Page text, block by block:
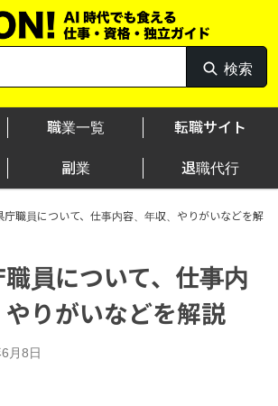
検索
検
索
職業一覧 転職サイト
副業 退職代行
庁職員について、仕事内容、年収、やりがいなどを解
員について、仕事内
りがいなどを解説
月8日